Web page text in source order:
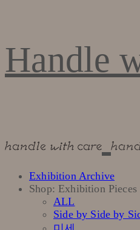
Handle
Exhibition Archive
Shop: Exhibition Pieces
ALL
Side by Side by